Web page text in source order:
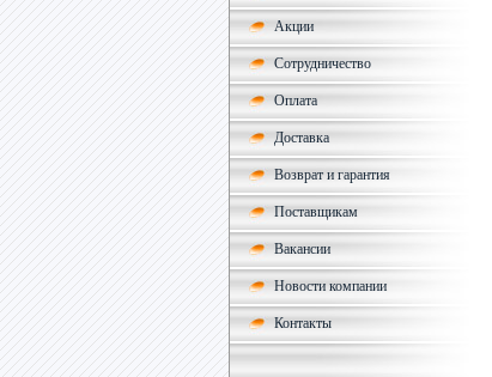
Акции
Сотрудничество
Оплата
Доставка
Возврат и гарантия
Поставщикам
Вакансии
Новости компании
Контакты